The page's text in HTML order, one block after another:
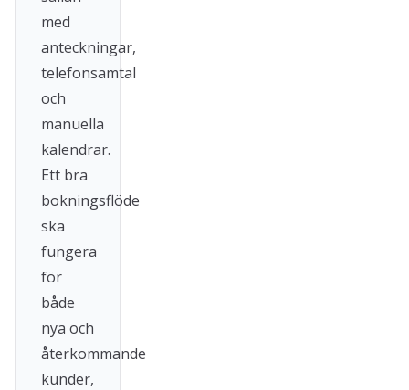
med
anteckningar,
telefonsamtal
och
manuella
kalendrar.
Ett bra
bokningsflöde
ska
fungera
för
både
nya och
återkommande
kunder,